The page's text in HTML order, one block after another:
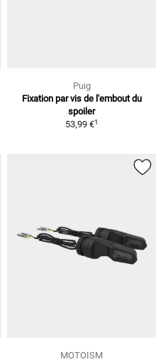
Puig
Fixation par vis de l'embout du
spoiler
53,99 €1
MOTOISM